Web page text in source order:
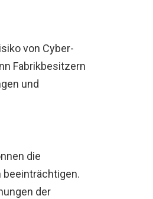
von Cyber-
Fabrikbesitzern
und
die
der